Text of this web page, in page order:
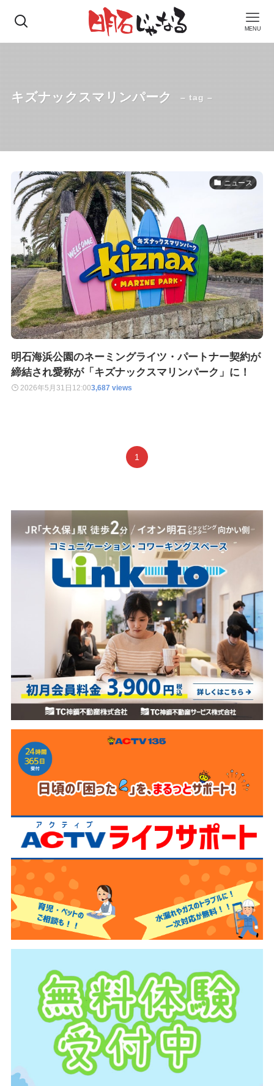
MENU
キズナックスマリンパーク – tag –
ニュース
明石海浜公園のネーミングライツ・パートナー契約が
締結され愛称が「キズナックスマリンパーク」に！
2026年5月31日 12:003,687 views
1